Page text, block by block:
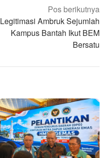
Pos berikutnya
Legitimasi Ambruk Sejumlah
Kampus Bantah Ikut BEM
Bersatu